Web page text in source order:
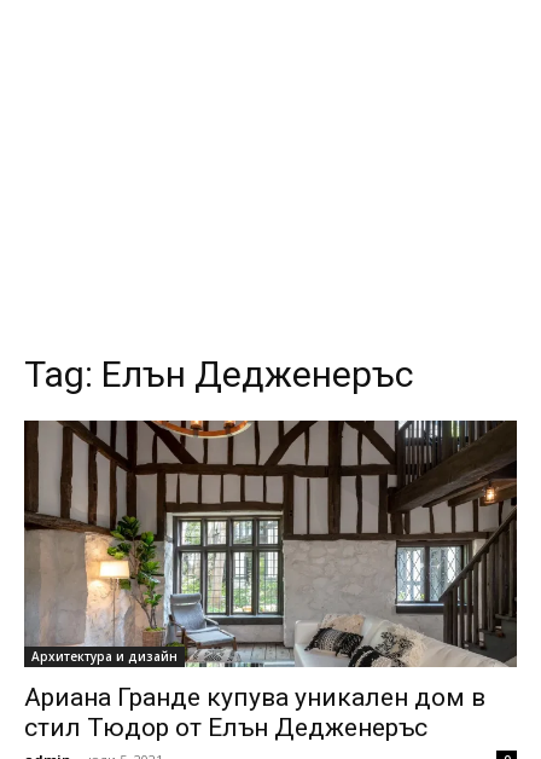
Tag: Елън Дедженеръс
Архитектура и дизайн
Ариана Гранде купува уникален дом в
стил Тюдор от Елън Дедженеръс